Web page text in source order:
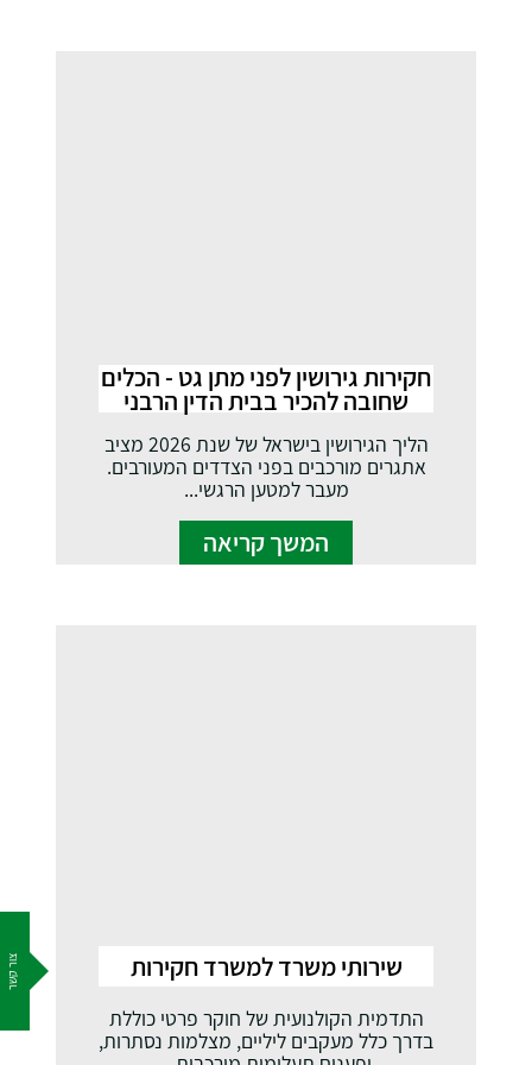
צור קשר
חקירות גירושין לפני מתן גט - הכלים
שחובה להכיר בבית הדין הרבני
הליך הגירושין בישראל של שנת 2026 מציב
אתגרים מורכבים בפני הצדדים המעורבים.
מעבר למטען הרגשי...
המשך קריאה
שירותי משרד למשרד חקירות
התדמית הקולנועית של חוקר פרטי כוללת
בדרך כלל מעקבים ליליים, מצלמות נסתרות,